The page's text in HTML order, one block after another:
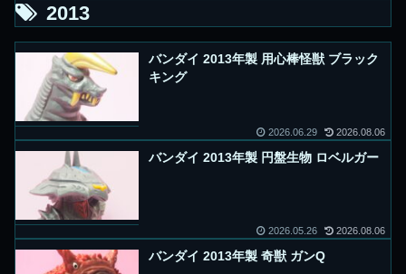
2013
バンダイ 2013年製 用心棒怪獣 ブラック
キング
2026.06.29 2026.08.06
バンダイ 2013年製 円盤生物 ロベルガー
2026.05.26 2026.08.06
バンダイ 2013年製 奇獣 ガンQ